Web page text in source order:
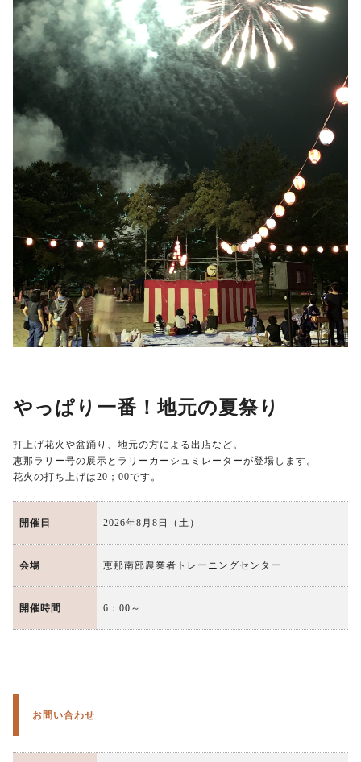
やっぱり一番！地元の夏祭り
打上げ花火や盆踊り、地元の方による出店など。
恵那ラリー号の展示とラリーカーシュミレーターが登場します。
花火の打ち上げは20；00です。
開催日 2026年8月8日（土）
会場 恵那南部農業者トレーニングセンター
開催時間 6：00～
お問い合わせ